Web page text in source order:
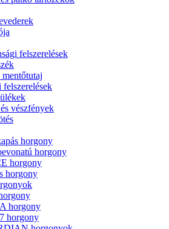
felszerelések
vészfények
horgony
horgony
horgony
horgony
horgony
horgony